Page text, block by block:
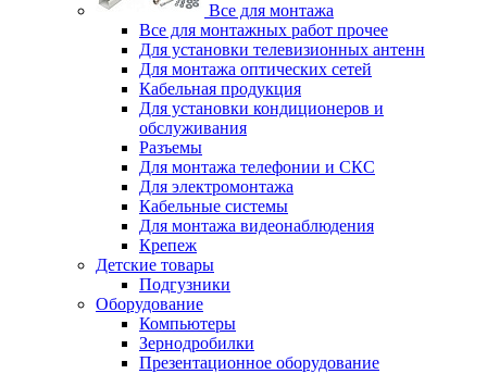
Все для монтажа
Все для монтажных работ прочее
Для установки телевизионных антенн
Для монтажа оптических сетей
Кабельная продукция
Для установки кондиционеров и
обслуживания
Разъемы
Для монтажа телефонии и СКС
Для электромонтажа
Кабельные системы
Для монтажа видеонаблюдения
Крепеж
Детские товары
Подгузники
Оборудование
Компьютеры
Зернодробилки
Презентационное оборудование